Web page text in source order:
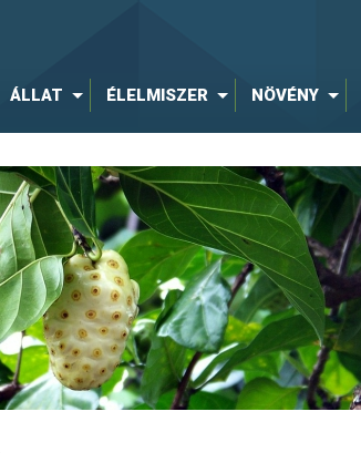
ÁLLAT ÉLELMISZER NÖVÉNY